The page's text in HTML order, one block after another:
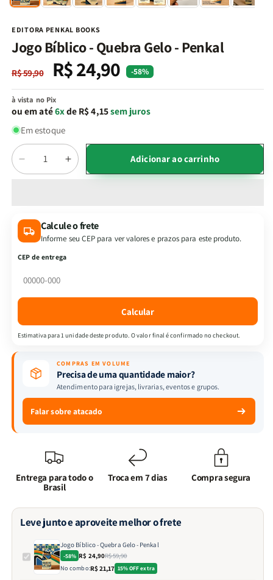
janela
EDITORA PENKAL BOOKS
Jogo Bíblico - Quebra Gelo - Penkal
Preço
normal
R$ 59,90
Preço
promocional
R$ 24,90 -58%
à vista no Pix
ou em até6xde R$ 4,15sem juros
Em estoque
Quantidade
Diminuir
a
Bíblico
-
Quebra
-
Aumentar
a
Bíblico
-
Adicionar ao carrinho
Calcule o frete
Informe seu CEP para ver valores e prazos para este produto.
CEP de entrega
Calcular
Estimativa para 1 unidade deste produto. O valor final é confirmado no checkout.
COMPRAS EM VOLUME
Precisa de uma quantidade maior?
Atendimento para igrejas, livrarias, eventos e grupos.
Falar sobre atacado
Entrega para todo o
Brasil
Troca em 7 dias Compra segura
Leve junto e aproveite melhor o frete
Jogo Bíblico - Quebra Gelo - Penkal
-58% R$ 24,90R$ 59,90
No combo:R$ 21,17 15% OFF extra